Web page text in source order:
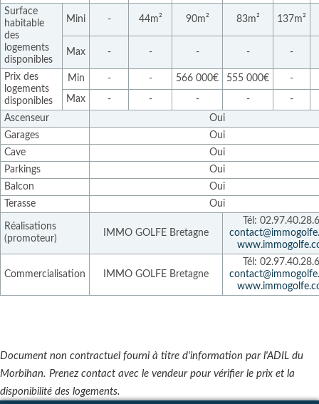
Surface
habitable
des
logements
disponibles
Mini - 44m² 90m² 83m² 137m²
Max - - - - -
Prix des
logements
disponibles
Min - - 566 000€ 555 000€ -
Max - - - -
-
Ascenseur
Oui
Garages
Oui
Cave
Oui
Parkings
Oui
Balcon
Oui
Terasse
Oui
Réalisations
(promoteur)
IMMO GOLFE Bretagne
Tél:
Commercialisation IMMO GOLFE Bretagne
Tél:
Document non contractuel fourni à titre d'information par l'ADIL du
Morbihan. Prenez contact avec le vendeur pour vérifier le prix et la
disponibilité des logements.